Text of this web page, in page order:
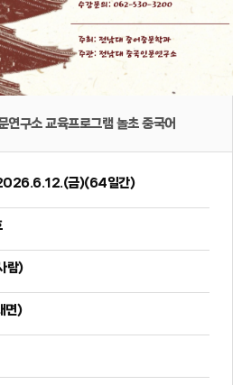
구소 교육프로그램 놀초 중국어
금)(64일간)
람)
면)